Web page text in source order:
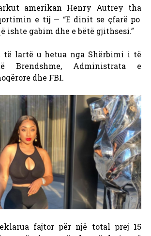
amerikan Henry Autrey tha
e tij — “E dinit se çfarë po
ishte gabim dhe e bëtë gjithsesi.”
lartë u hetua nga Shërbimi i të
Brendshme, Administrata e
dhe FBI.
fajtor për një total prej 15